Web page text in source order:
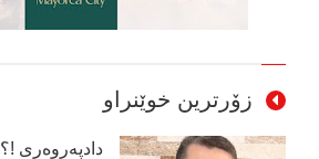
زۆرترین خوێنراو
دادپەروەری !؟